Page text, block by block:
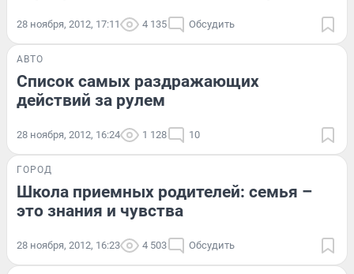
28 ноября, 2012, 17:11 4 135 Обсудить
АВТО
Список самых раздражающих
действий за рулем
28 ноября, 2012, 16:24 1 128 10
ГОРОД
Школа приемных родителей: семья –
это знания и чувства
28 ноября, 2012, 16:23 4 503 Обсудить